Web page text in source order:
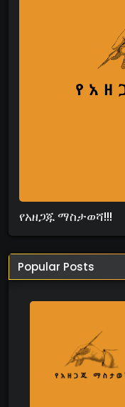
የአዘጋጁ ማስታወሻ!!!
Popular Posts